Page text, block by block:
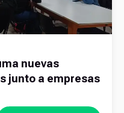
nuevas
junto a empresas